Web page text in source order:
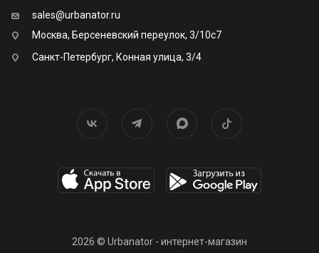
sales@urbanator.ru
Москва, Берсеневский переулок, 3/10с7
Санкт-Петербург, Конная улица, 3/4
2026 © Urbanator - интернет-магазин